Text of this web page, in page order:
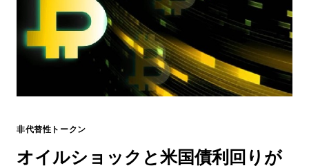
非代替性トークン
オイルショックと米国債利回りが